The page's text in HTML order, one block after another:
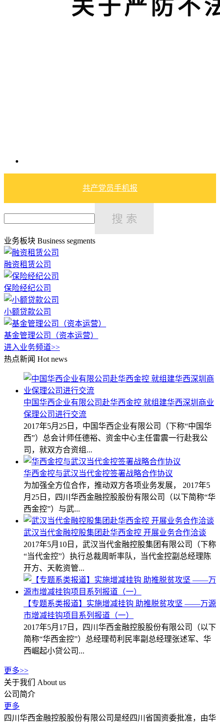
共产党员手机报
业务板块 Business segments
融资租赁公司
保险经纪公司
小额贷款公司
基金管理公司（资本运营）
进入业务频道>>
热点新闻 Hot news
中国华西企业有限公司赴华西金控 就组建华西深圳商业
保理公司进行交流
2017年5月25日，中国华西企业有限公司（下称“中国华
西”）总会计师任德裕、资金中心主任雷震一行赴我公
司，就双方合资组...
华西金控与武汉当代金控签署战略合作协议
为加强全方位合作，推动双方各项业务发展， 2017年5
月25日，四川华西金融控股股份有限公司（以下简称“华
西金控”）与武...
武汉当代金融控股集团赴华西金控 开展业务合作洽谈
2017年5月10日，武汉当代金融控股集团有限公司（下称
“当代金控”）执行总裁周昕率队，当代金控副总经理陈
开方、天乾资管...
【专题系类报道】实施增减挂钩 助推脱贫攻坚 ——万源
市增减挂钩项目系列报道（一）
2017年5月17日，四川华西金融控股股份有限公司（以下
简称“华西金控”）总经理苟利民率副总经理张述军、华
西崛起小贷公司...
更多>>
关于我们
About us
公司简介
更多
四川华西金融控股股份有限公司是经四川省国资委批准，由华